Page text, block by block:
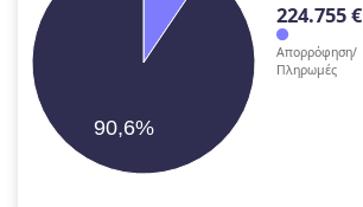
90,6%
224.755 €
Απορρόφηση/
Πληρωμές